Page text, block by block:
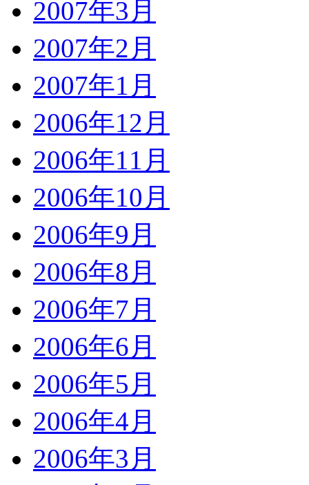
2007年3月
2007年2月
2007年1月
2006年12月
2006年11月
2006年10月
2006年9月
2006年8月
2006年7月
2006年6月
2006年5月
2006年4月
2006年3月